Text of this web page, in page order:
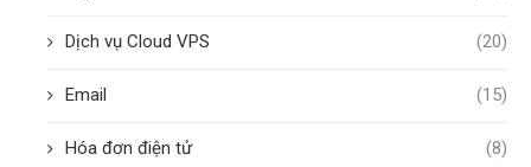
Dịch vụ Cloud VPS (20)
Email (15)
Hóa đơn điện tử (8)